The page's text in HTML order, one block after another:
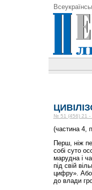
№ 51 (456) 21 -
(частина 4,
Перш, ніж
собі суто
марудна і
під свій
цифру». Або
до влади